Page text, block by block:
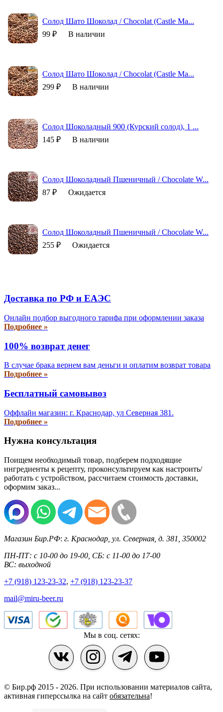
Солод Шато Шоколад / Chocolat (Castle Ma...
99 ₽
В наличии
Солод Шато Шоколад / Chocolat (Castle Ma...
299 ₽
В наличии
Солод Шоколадный 900 (Курский солод), 1 ...
145 ₽
В наличии
Солод Шоколадный Пшеничный / Chocolate W...
87 ₽
Ожидается
Солод Шоколадный Пшеничный / Chocolate W...
255 ₽
Ожидается
Доставка по РФ и EAЭС
Онлайн подбор выгодного тарифа при оформлении заказа
Подробнее »
100% возврат денег
В случае брака вернем вам деньги и оплатим возврат товара
Подробнее »
Бесплатный самовывоз
Оффлайн магазин: г. Краснодар, ул Северная 381.
Подробнее »
Нужна консультация
Поищем необходимый товар, подберем подходящие
ингредиенты к рецепту, проконсультируем как настроить/
работать с устройством, рассчитаем стоимость доставки,
оформим заказ...
Магазин Бир.РФ: г. Краснодар ул. Северная, д. 381 350002
ПН-ПТ: с 10-00 до 19-00, СБ: с 11-00 до 17-00
ВС: выходной
+7 (918) 123-23-32, +7 (918) 123-23-37
mail@miru-beer.ru
Мы в соц. сетях:
© Бир.рф 2015 - 2026. При использовании материалов сайта,
активная гиперссылка на сайт обязательна!